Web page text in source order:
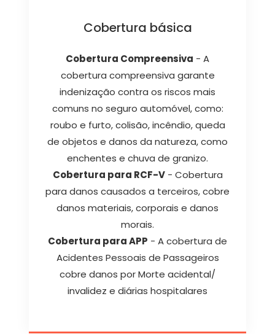
Cobertura básica
Cobertura Compreensiva - A
cobertura compreensiva garante
indenização contra os riscos mais
comuns no seguro automóvel, como:
roubo e furto, colisão, incêndio, queda
de objetos e danos da natureza, como
enchentes e chuva de granizo.
Cobertura para RCF-V- Cobertura
para danos causados a terceiros, cobre
danos materiais, corporais e danos
morais.
Cobertura para APP - A cobertura de
Acidentes Pessoais de Passageiros
cobre danos por Morte acidental/
invalidez e diárias hospitalares